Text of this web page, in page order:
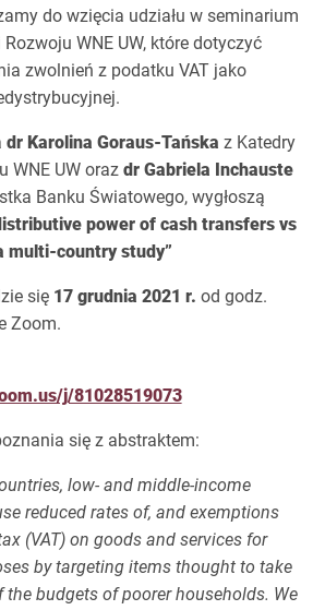
do wzięcia udziału w seminarium
WNE UW, które dotyczyć
zwolnień z podatku VAT jako
dr Karolina Goraus-Tańska z Katedry
WNE UW oraz dr Gabriela Inchauste
Banku Światowego, wygłoszą
power of cash transfers vs
multi-country study”
się 17 grudnia 2021 r. od godz.
Zoom.
j/81028519073
się z abstraktem:
low- and middle-income
reduced rates of, and exemptions
(VAT) on goods and services for
by targeting items thought to take
the budgets of poorer households. We